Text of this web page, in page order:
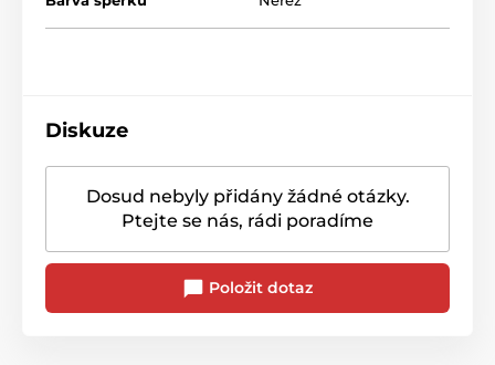
Diskuze
Dosud nebyly přidány žádné otázky.
Ptejte se nás, rádi poradíme
Položit dotaz